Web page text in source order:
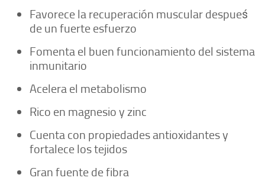
Favorece la recuperación muscular despueś
de un fuerte esfuerzo
Fomenta el buen funcionamiento del sistema
inmunitario
Acelera el metabolismo
Rico en magnesio y zinc
Cuenta con propiedades antioxidantes y
fortalece los tejidos
Gran fuente de fibra